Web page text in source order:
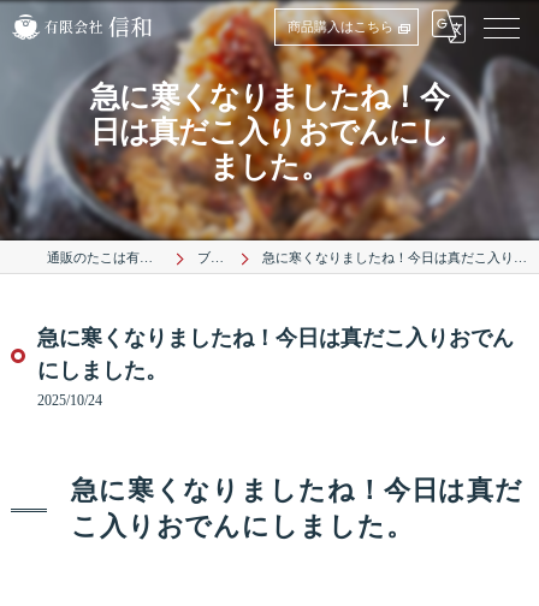
商品購入はこちら
急に寒くなりましたね！今
日は真だこ入りおでんにし
ました。
通販のたこは有限会社信和 ブログ 急に寒くなりましたね！今日は真だこ入りおでんにしました。
急に寒くなりましたね！今日は真だこ入りおでん
にしました。
2025/10/24
急に寒くなりましたね！今日は真だ
こ入りおでんにしました。